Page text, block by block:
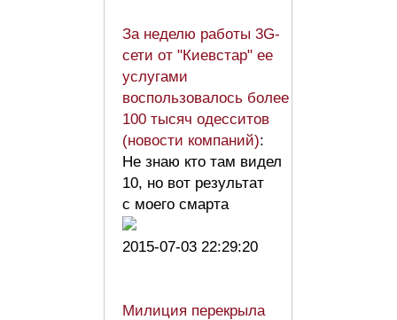
За неделю работы 3G-
сети от "Киевстар" ее
услугами
воспользовалось более
100 тысяч одесситов
(новости компаний):
Не знаю кто там видел
10, но вот результат
с моего смарта
2015-07-03 22:29:20
Милиция перекрыла